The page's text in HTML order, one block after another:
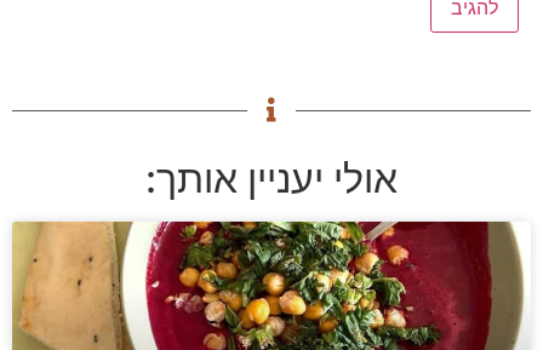
אולי יעניין אותך: